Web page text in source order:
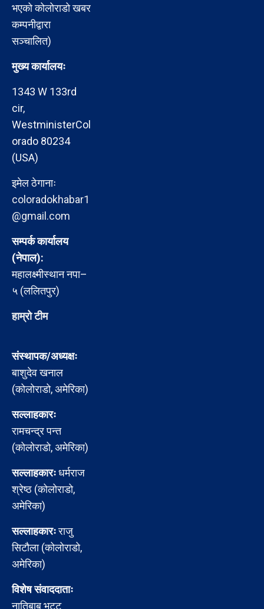
भएको कोलोराडो खबर
कम्पनीद्वारा
सञ्चालित)
मुख्य कार्यालयः
1343 W 133rd
cir,
WestministerCol
orado 80234
(USA)
इमेल ठेगानाः
coloradokhabar1
@gmail.com
सम्पर्क कार्यालय
(नेपाल):
महालक्ष्मीस्थान नपा–
५ (ललितपुर)
हाम्रो टीम
संस्थापक/अध्यक्षः
बाशुदेव खनाल
(कोलोराडो, अमेरिका)
सल्लाहकारः
रामचन्द्र पन्त
(कोलोराडो, अमेरिका)
सल्लाहकारःधर्मराज
श्रेष्ठ (कोलोराडो,
अमेरिका)
सल्लाहकारःराजु
सिटौला (कोलोराडो,
अमेरिका)
विशेष संवाददाताः
नातिबाबु भट्ट